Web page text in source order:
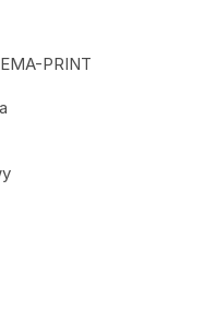
PRINT